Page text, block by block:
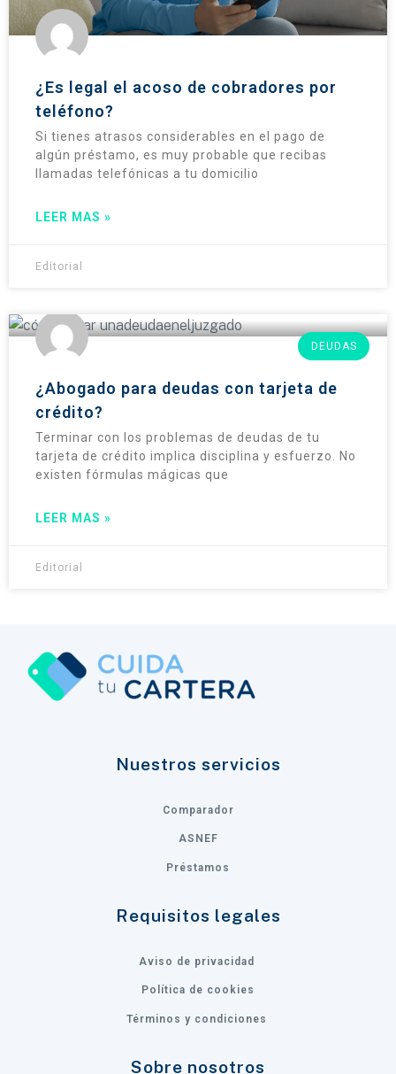
¿Es legal el acoso de cobradores por
teléfono?
Si tienes atrasos considerables en el pago de
algún préstamo, es muy probable que recibas
llamadas telefónicas a tu domicilio
LEER MAS »
Editorial
DEUDAS
¿Abogado para deudas con tarjeta de
crédito?
Terminar con los problemas de deudas de tu
tarjeta de crédito implica disciplina y esfuerzo. No
existen fórmulas mágicas que
LEER MAS »
Editorial
Nuestros servicios
Comparador
ASNEF
Préstamos
Requisitos legales
Aviso de privacidad
Política de cookies
Términos y condiciones
Sobre nosotros